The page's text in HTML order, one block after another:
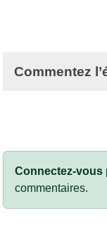
Commentez
Connectez-vous
commentaires.